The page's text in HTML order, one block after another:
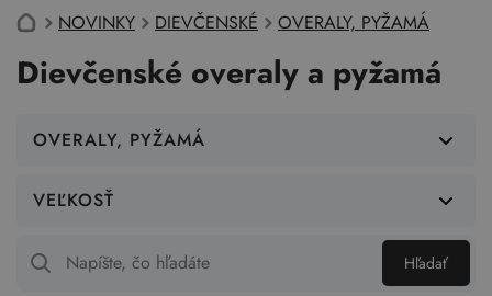
NOVINKY DIEVČENSKÉ OVERALY, PYŽAMÁ
Dievčenské overaly a pyžamá
OVERALY, PYŽAMÁ
VEĽKOSŤ
Hľadať